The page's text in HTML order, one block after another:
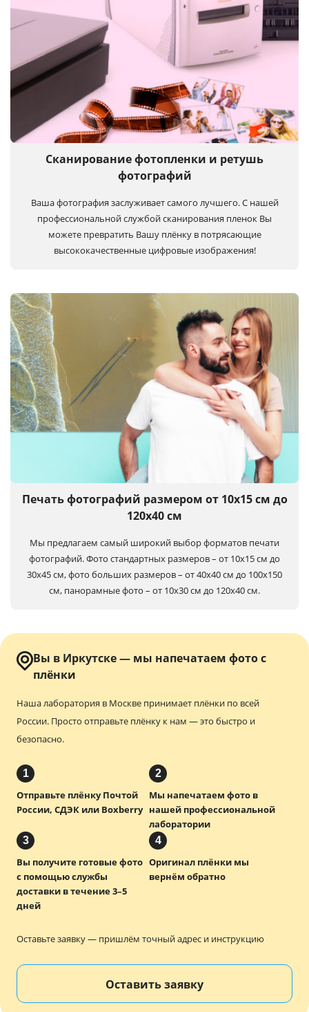
Сканирование фотопленки и ретушь
фотографий
Ваша фотография заслуживает самого лучшего. С нашей
профессиональной службой сканирования пленок Вы
можете превратить Вашу плёнку в потрясающие
высококачественные цифровые изображения!
Печать фотографий размером от 10х15 см до
120х40 см
Мы предлагаем самый широкий выбор форматов печати
фотографий. Фото стандартных размеров – от 10х15 см до
30х45 см, фото больших размеров – от 40х40 см до 100x150
см, панорамные фото – от 10х30 см до 120х40 см.
Вы в Иркутске — мы напечатаем фото с
плёнки
Наша лаборатория в Москве принимает плёнки по всей
России. Просто отправьте плёнку к нам — это быстро и
безопасно.
1
Отправьте плёнку Почтой
России, СДЭК или Boxberry
2
Мы напечатаем фото в
нашей профессиональной
лаборатории
3
Вы получите готовые фото
с помощью службы
доставки в течение 3–5
дней
4
Оригинал плёнки мы
вернём обратно
Оставьте заявку — пришлём точный адрес и инструкцию
Оставить заявку